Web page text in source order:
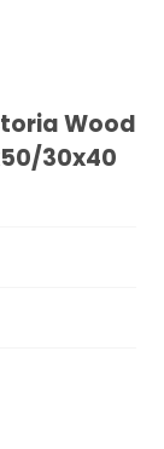
Wood
30x40